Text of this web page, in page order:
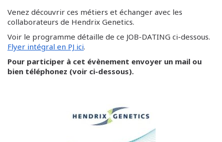
Venez découvrir ces métiers et échanger avec les
collaborateurs de Hendrix Genetics.
Voir le programme détaille de ce JOB-DATING ci-dessous.
Flyer intégral en PJ ici.
Pour participer à cet évènement envoyer un mail ou
bien téléphonez (voir ci-dessous).